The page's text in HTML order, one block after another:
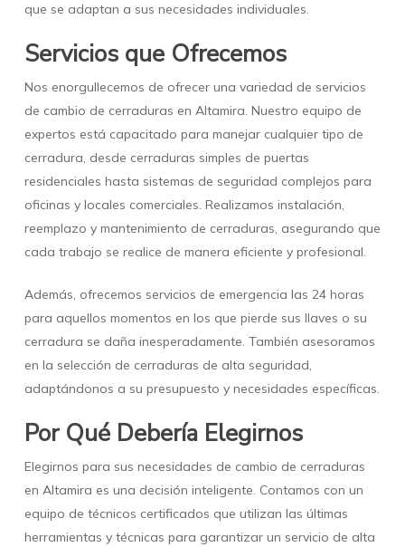
que se adaptan a sus necesidades individuales.
Servicios que Ofrecemos
Nos enorgullecemos de ofrecer una variedad de servicios
de cambio de cerraduras en Altamira. Nuestro equipo de
expertos está capacitado para manejar cualquier tipo de
cerradura, desde cerraduras simples de puertas
residenciales hasta sistemas de seguridad complejos para
oficinas y locales comerciales. Realizamos instalación,
reemplazo y mantenimiento de cerraduras, asegurando que
cada trabajo se realice de manera eficiente y profesional.
Además, ofrecemos servicios de emergencia las 24 horas
para aquellos momentos en los que pierde sus llaves o su
cerradura se daña inesperadamente. También asesoramos
en la selección de cerraduras de alta seguridad,
adaptándonos a su presupuesto y necesidades específicas.
Por Qué Debería Elegirnos
Elegirnos para sus necesidades de cambio de cerraduras
en Altamira es una decisión inteligente. Contamos con un
equipo de técnicos certificados que utilizan las últimas
herramientas y técnicas para garantizar un servicio de alta